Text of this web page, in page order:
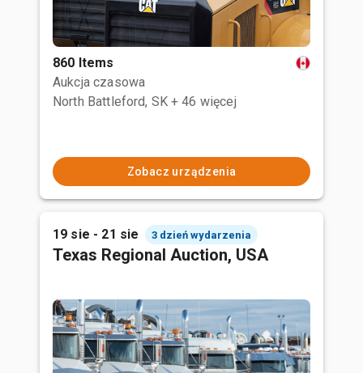
860 Items
Aukcja czasowa
North Battleford, SK + 46 więcej
Zobacz urządzenia
19 sie - 21 sie 3 dzień wydarzenia
Texas Regional Auction, USA